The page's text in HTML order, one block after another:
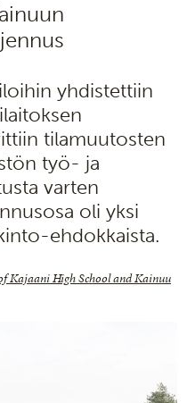
yhdistettiin
tilamuutosten
työ- ja
varten
oli yksi
ehdokkaista.
Kajaani High School and Kainuu